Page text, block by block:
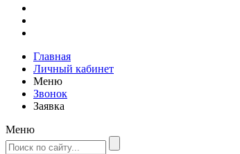
Главная
Личный кабинет
Меню
Звонок
Заявка
Меню